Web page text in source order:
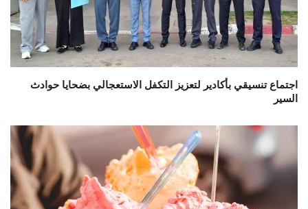
اجتماع تنسيقي بأكادير لتعزيز التكفل الاستعجالي بضحايا حوادث
السير